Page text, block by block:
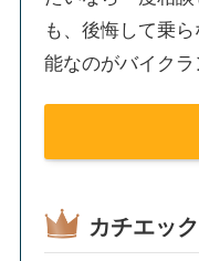
も、後悔して乗
能なのがバイクラ
カチエッ